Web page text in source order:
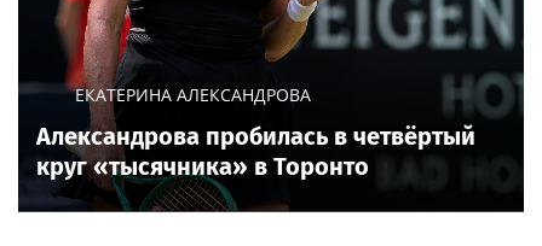
ЕКАТЕРИНА АЛЕКСАНДРОВА
Александрова пробилась в четвёртый
круг «тысячника» в Торонто